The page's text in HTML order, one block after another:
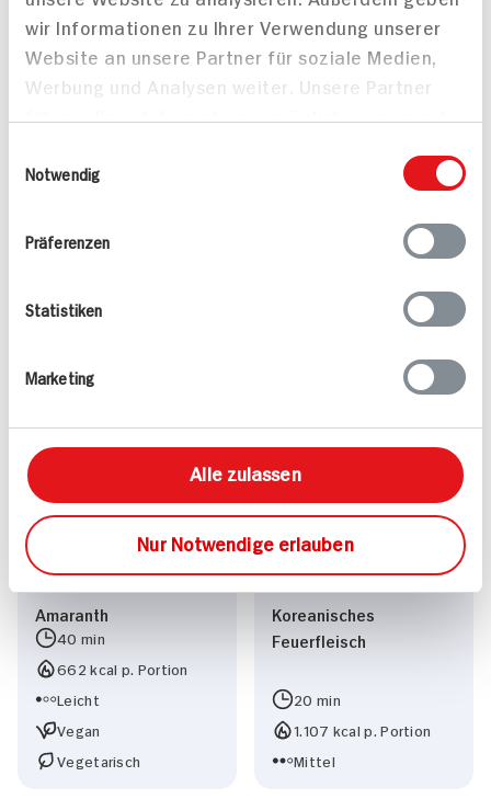
wir Informationen zu Ihrer Verwendung unserer
Website an unsere Partner für soziale Medien,
Werbung und Analysen weiter. Unsere Partner
bereitgestellt haben oder die sie im Rahmen
Notwendig
Präferenzen
Statistiken
Marketing
Alle zulassen
Nur Notwendige erlauben
Mehr anzeigen
Mehr
622 kcal p. Portion
Mandel-Rotbarsch
725 kcal p. Portion
Amaranth
40 min
662 kcal p. Portion
Leicht
Vegan
Vegetarisch
Koreanisches
Feuerfleisch
20 min
1.107 kcal p. Portion
Mittel